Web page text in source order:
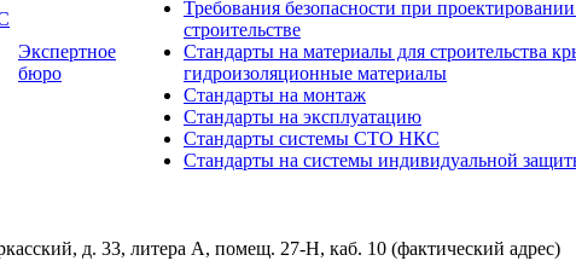
Экспертное
бюро
Требования безопасности при
строительстве
Стандарты на материалы для строительства
гидроизоляционные материалы
Стандарты на монтаж
Стандарты на эксплуатацию
Стандарты системы СТО НКС
Стандарты на системы индивидуальной
д. 33, литера А, помещ. 27-Н, каб. 10 (фактический адрес)